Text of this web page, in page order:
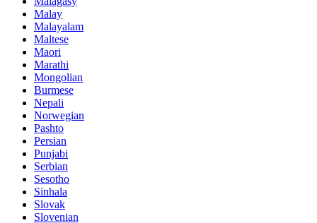
Malay
Malayalam
Maltese
Maori
Marathi
Mongolian
Burmese
Nepali
Norwegian
Pashto
Persian
Punjabi
Serbian
Sesotho
Sinhala
Slovak
Slovenian